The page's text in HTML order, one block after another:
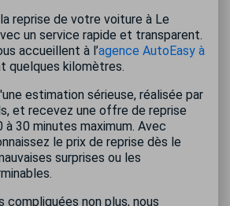
reprise de votre voiture à Le
un service rapide et transparent.
accueillent à l’agence AutoEasy à
quelques kilomètres.
estimation sérieuse, réalisée par
et recevez une offre de reprise
30 minutes maximum. Avec
le prix de reprise dès le
surprises ou les
compliquées non plus, nous